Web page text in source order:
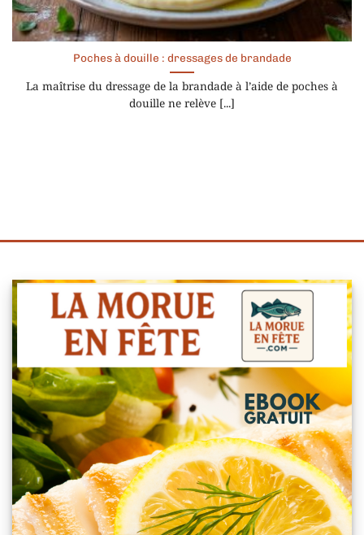
Poches à douille : dressages de brandade
La maîtrise du dressage de la brandade à l’aide de poches à
douille ne relève [...]